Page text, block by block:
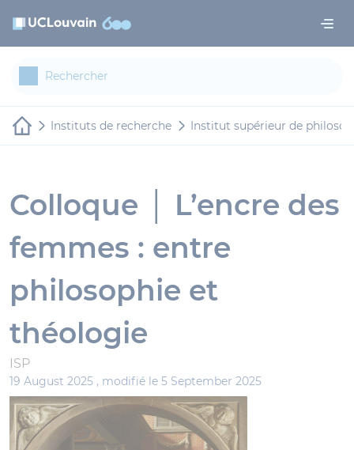
Instituts de recherche Institut supérieur de
Colloque │ L’encre des
femmes : entre
philosophie et
théologie
ISP
19 August 2025 , modifié le 5 September 2025